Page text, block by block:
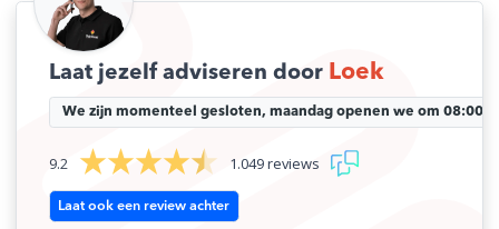
M30 x 1.5
Normally open / closed
Normally Closed
Spanning
SKU
EAN
Laat jezelf adviseren door Loek
We zijn momenteel gesloten, maandag openen we om 08:00
9.2 1.049 reviews
Laat ook een review achter